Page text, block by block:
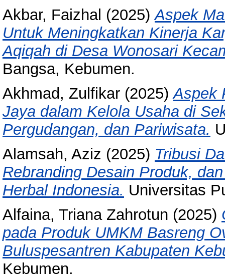
Akbar, Faizhal (2025)Aspek
Untuk Meningkatkan Kinerja
Aqiqah di Desa Wonosari
Bangsa, Kebumen.
Akhmad, Zulfikar (2025)Aspek
Jaya dalam Kelola Usaha di
Pergudangan, dan Pariwisata.
Alamsah, Aziz (2025) Tribusi
Rebranding Desain Produk,
Herbal Indonesia. Universitas
Alfaina, Triana Zahrotun (2025)
pada Produk UMKM Basreng
Buluspesantren Kabupaten
Kebumen.